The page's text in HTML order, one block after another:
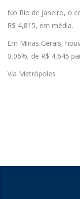
No Rio de Janeiro, o
R$ 4,815, em média.
Em Minas Gerais,
0,06%, de R$ 4,645
Via Metrópoles